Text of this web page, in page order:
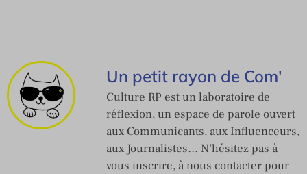
Un petit rayon de Com'
Culture RP est un laboratoire de
réflexion, un espace de parole ouvert
aux Communicants, aux Influenceurs,
aux Journalistes… N’hésitez pas à
vous inscrire, à nous contacter pour